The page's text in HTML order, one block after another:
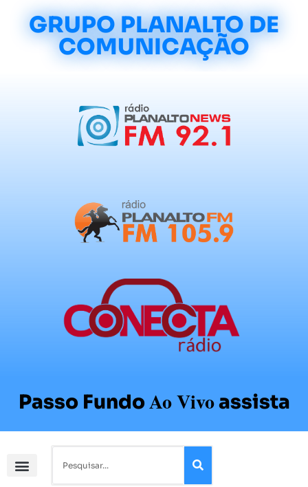
GRUPO PLANALTO DE
COMUNICAÇÃO
Passo FundoAo Vivoassista